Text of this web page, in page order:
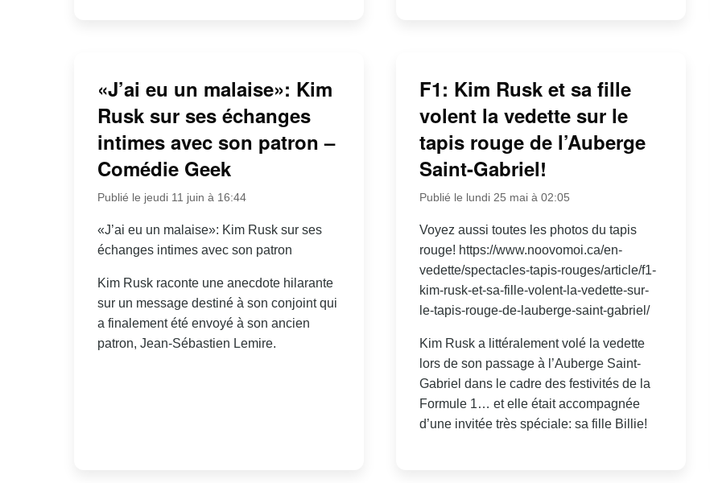
«J’ai eu un malaise»: Kim
Rusk sur ses échanges
intimes avec son patron –
Comédie Geek
Publié le jeudi 11 juin à 16:44
«J’ai eu un malaise»: Kim Rusk sur ses
échanges intimes avec son patron
Kim Rusk raconte une anecdote hilarante
sur un message destiné à son conjoint qui
a finalement été envoyé à son ancien
patron, Jean-Sébastien Lemire.
F1: Kim Rusk et sa fille
volent la vedette sur le
tapis rouge de l’Auberge
Saint-Gabriel!
Publié le lundi 25 mai à 02:05
Voyez aussi toutes les photos du tapis
rouge! https://www.noovomoi.ca/en-
vedette/spectacles-tapis-rouges/article/f1-
kim-rusk-et-sa-fille-volent-la-vedette-sur-
le-tapis-rouge-de-lauberge-saint-gabriel/
Kim Rusk a littéralement volé la vedette
lors de son passage à l’Auberge Saint-
Gabriel dans le cadre des festivités de la
Formule 1… et elle était accompagnée
d’une invitée très spéciale: sa fille Billie!